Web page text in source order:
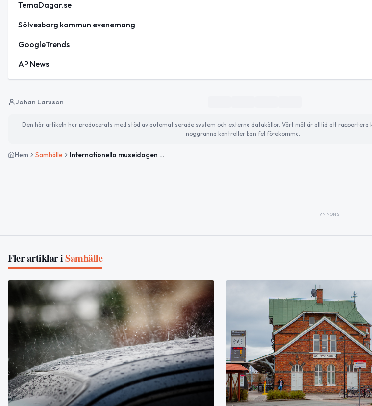
TemaDagar.se
Sölvesborg kommun evenemang
GoogleTrends
AP News
Johan Larsson
Den här artikeln har producerats med stöd av automatiserade system och externa datakällor. Vårt mål är alltid att rapportera
noggranna kontroller kan fel förekomma.
Hem Samhälle Internationella museidagen och evenemangstips för veckan
ANNONS
Fler artiklar iSamhälle